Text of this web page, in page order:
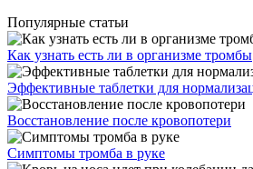
Популярные статьи
Как узнать есть ли в организме тромбы
Эффективные таблетки для
Восстановление после кровопотери
Симптомы тромба в руке